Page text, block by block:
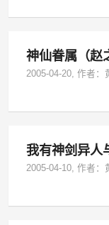
神仙眷属（赵
2005-04-20, 作者：
我有神剑异人
2005-04-10, 作者：